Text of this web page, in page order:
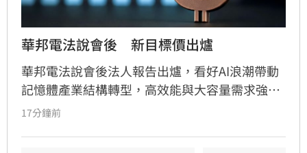
華邦電法說會後　新目標價出爐
華邦電法說會後法人報告出爐，看好AI浪潮帶動
記憶體產業結構轉型，高效能與大容量需求強
勁，推升DRAM與Flash報價持續走揚。華邦電第
17分鐘前